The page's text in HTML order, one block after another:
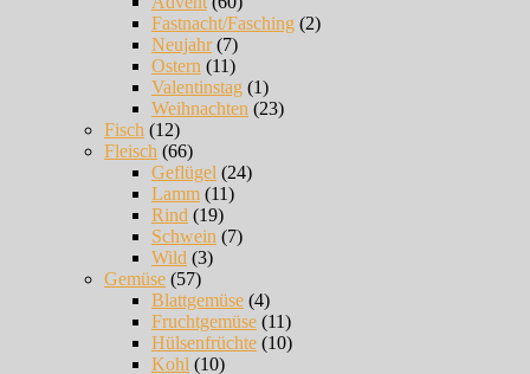
Fastnacht/Fasching (2)
Neujahr(7)
Ostern (11)
Valentinstag (1)
Weihnachten (23)
Fisch (12)
Fleisch (66)
Geflügel (24)
Lamm (11)
Rind (19)
Schwein (7)
Wild (3)
Gemüse (57)
Blattgemüse (4)
Fruchtgemüse (11)
Hülsenfrüchte (10)
Kohl (10)